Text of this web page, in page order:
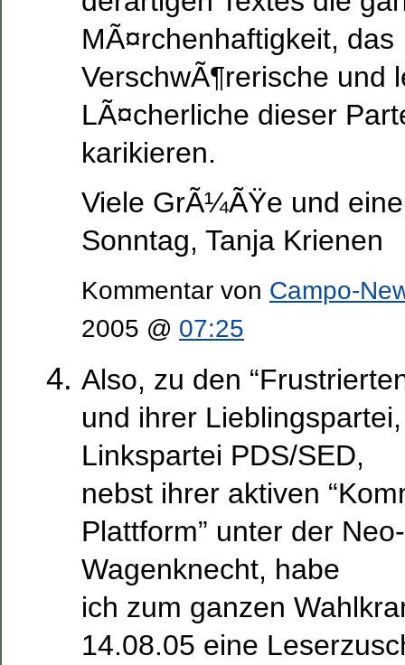
MÃ¤rchenhaftigkeit, das
VerschwÃ¶rerische und
LÃ¤cherliche dieser
karikieren.
Viele GrÃ¼ÃŸe und
Sonntag, Tanja Krienen
Kommentar von Campo-
2005 @ 07:25
Also, zu den
und ihrer
Linkspartei PDS/SED,
nebst ihrer aktiven
Plattform” unter der
Wagenknecht, habe
ich zum ganzen
14.08.05 eine